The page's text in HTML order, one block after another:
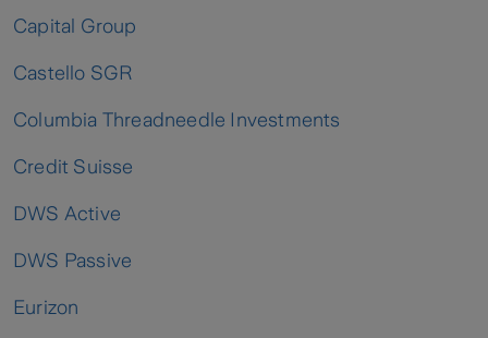
Capital Group
Castello SGR
Columbia Threadneedle Investments
Credit Suisse
DWS Active
DWS Passive
Eurizon